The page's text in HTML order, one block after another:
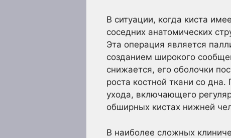
В ситуации, когда киста
соседних анатомических
Эта операция является
созданием широкого
снижается, его оболочки
роста костной ткани со
ухода, включающего
обширных кистах нижней
В наиболее сложных